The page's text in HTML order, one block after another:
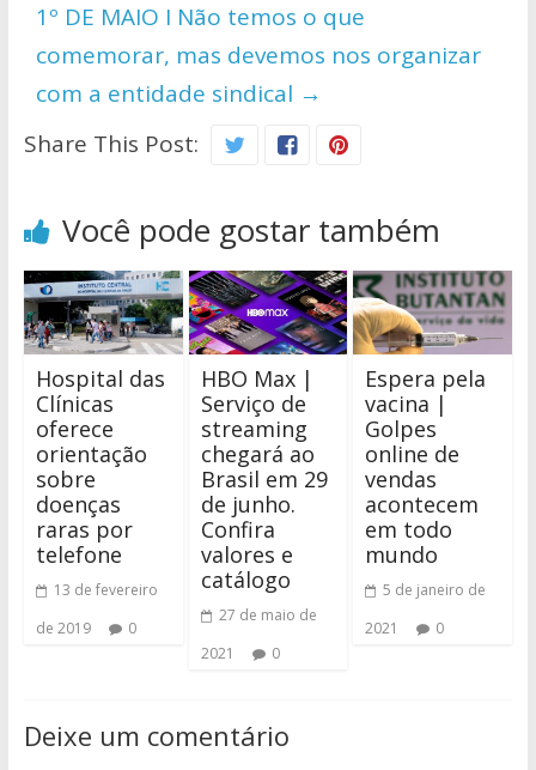
1º DE MAIO I Não temos o que
comemorar, mas devemos nos organizar
com a entidade sindical →
Share This Post:
Você pode gostar também
Hospital das
Clínicas
oferece
orientação
sobre
doenças
raras por
telefone
13 de fevereiro
de 2019
0
HBO Max |
Serviço de
streaming
chegará ao
Brasil em 29
de junho.
Confira
valores e
catálogo
27 de maio de
2021
0
Espera pela
vacina |
Golpes
online de
vendas
acontecem
em todo
mundo
5 de janeiro de
2021
0
Deixe um comentário